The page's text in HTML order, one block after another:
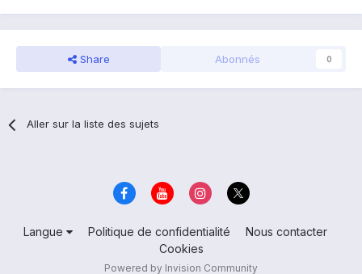
Share Abonnés 0
Aller sur la liste des sujets
Langue Politique de confidentialité
Nous contacter
Cookies
Powered by Invision Community